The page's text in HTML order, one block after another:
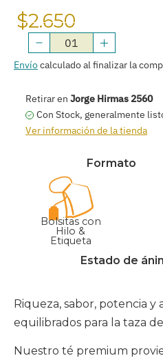
Precio
Normal
$2.650
Envíocalculado al finalizar la
AGREGAR AL
Retirar en Jorge Hirmas 2560
Con Stock, generalmente
Ver información de la tienda
Formato
Bolsitas con
Hilo &
Etiqueta
Estado de
su
carrito
Riqueza, sabor, potencia
equilibrados para la taza
Nuestro té premium